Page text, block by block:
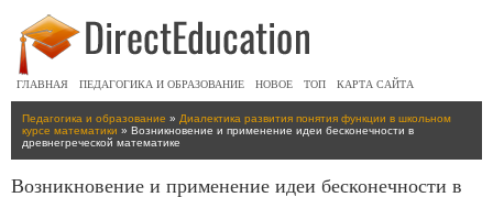
ГЛАВНАЯ ПЕДАГОГИКА И ОБРАЗОВАНИЕ НОВОЕ ТОП КАРТА САЙТА
Педагогика и образование » Диалектика развития понятия функции в школьном
курсе математики » Возникновение и применение идеи бесконечности в
древнегреческой математике
Возникновение и применение идеи бесконечности в